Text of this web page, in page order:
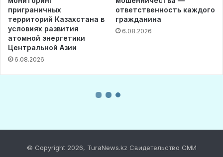
© Copyright 2026, TuraNews.kz Свидетельство СМИ